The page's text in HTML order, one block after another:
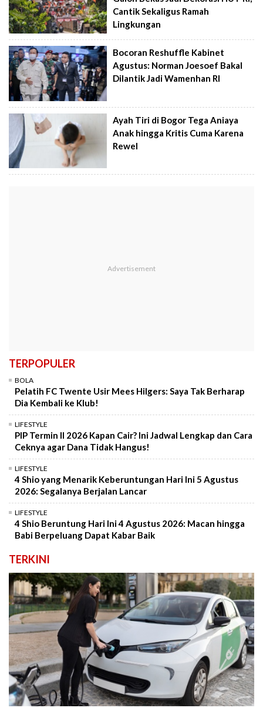
Cantik Sekaligus Ramah
Lingkungan
Bocoran Reshuffle Kabinet
Agustus: Norman Joesoef Bakal
Dilantik Jadi Wamenhan RI
Ayah Tiri di Bogor Tega Aniaya
Anak hingga Kritis Cuma Karena
Rewel
TERPOPULER
BOLA
Pelatih FC Twente Usir Mees Hilgers: Saya Tak Berharap
Dia Kembali ke Klub!
LIFESTYLE
PIP Termin II 2026 Kapan Cair? Ini Jadwal Lengkap dan Cara
Ceknya agar Dana Tidak Hangus!
LIFESTYLE
4 Shio yang Menarik Keberuntungan Hari Ini 5 Agustus
2026: Segalanya Berjalan Lancar
LIFESTYLE
4 Shio Beruntung Hari Ini 4 Agustus 2026: Macan hingga
Babi Berpeluang Dapat Kabar Baik
TERKINI